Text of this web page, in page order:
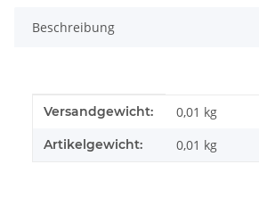
Beschreibung
Produkteigenschaft
Wert
Versandgewicht: 0,01 kg
Artikelgewicht: 0,01 kg